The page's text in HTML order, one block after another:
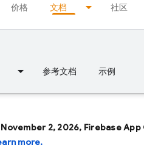
价格 文档 社区
参考文档 示例
2, 2026, Firebase
more.